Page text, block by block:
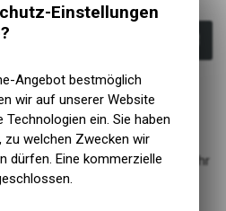
den Warenkorb
erstaunlich und ermöglichen mehr
immer ausgefallenere
Überstandshöhen machen
Einstellungen
Angebot bestmöglich
wir auf unserer Website
ein. Sie haben
zu welchen Zwecken wir
dürfen. Eine kommerzielle